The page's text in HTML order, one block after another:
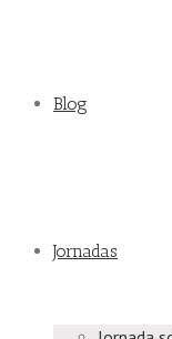
Blog
Jornadas